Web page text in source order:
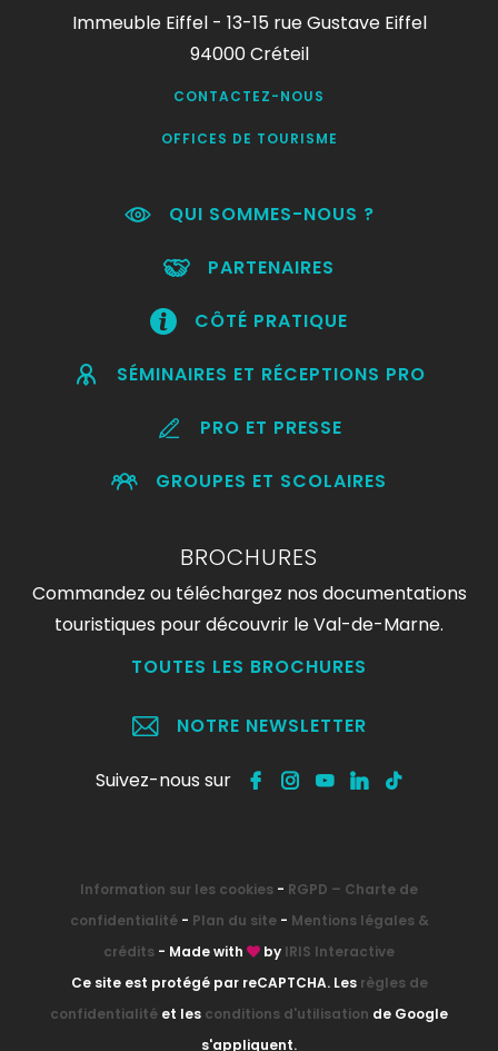
Immeuble Eiffel - 13-15 rue Gustave Eiffel
94000 Créteil
CONTACTEZ-NOUS
OFFICES DE TOURISME
QUI SOMMES-NOUS ?
PARTENAIRES
CÔTÉ PRATIQUE
SÉMINAIRES ET RÉCEPTIONS PRO
PRO ET PRESSE
GROUPES ET SCOLAIRES
BROCHURES
Commandez ou téléchargez nos documentations
touristiques pour découvrir le Val-de-Marne.
TOUTES LES BROCHURES
NOTRE NEWSLETTER
Suivez-nous sur
Information sur les cookies - RGPD – Charte de
confidentialité- Plan du site- Mentions légales &
crédits - Made with by IRIS Interactive
Ce site est protégé par reCAPTCHA. Les règles de
confidentialité et les conditions d'utilisation de Google
s'appliquent.